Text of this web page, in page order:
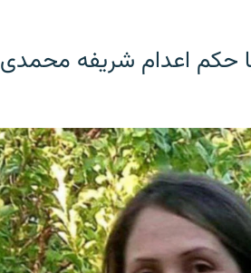
حکم اعدام شریفه محمدی